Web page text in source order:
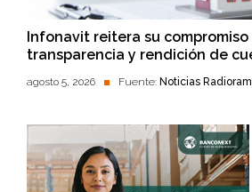
Infonavit reitera su compromiso
transparencia y rendición de
agosto 5, 2026 Fuente: Noticias